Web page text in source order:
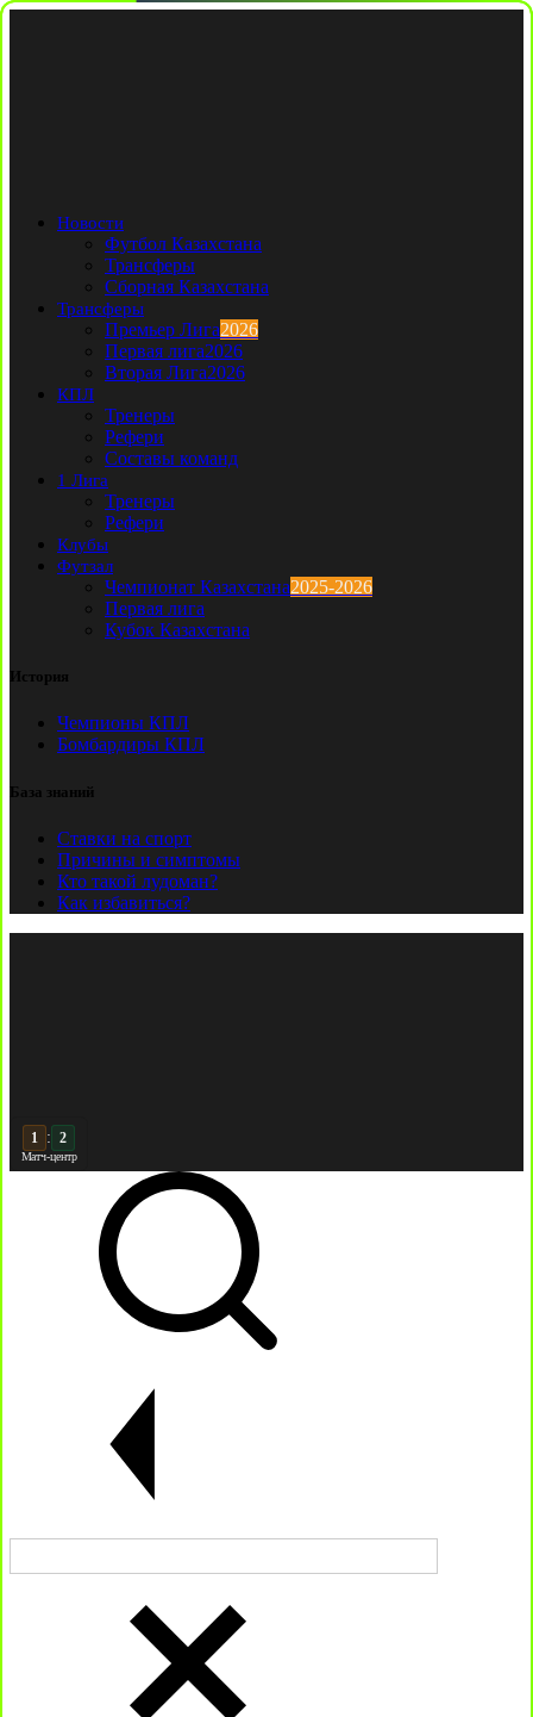
Новости
Футбол Казахстана
Трансферы
Сборная Казахстана
Трансферы
Премьер Лига2026
Первая лига2026
Вторая Лига2026
КПЛ
Тренеры
Рефери
Составы команд
1 Лига
Тренеры
Рефери
Клубы
Футзал
Чемпионат Казахстана2025-2026
Первая лига
Кубок Казахстана
История
Чемпионы КПЛ
Бомбардиры КПЛ
База знаний
Ставки на спорт
Причины и симптомы
Кто такой лудоман?
Как избавиться?
2 : 2
Матч-центр